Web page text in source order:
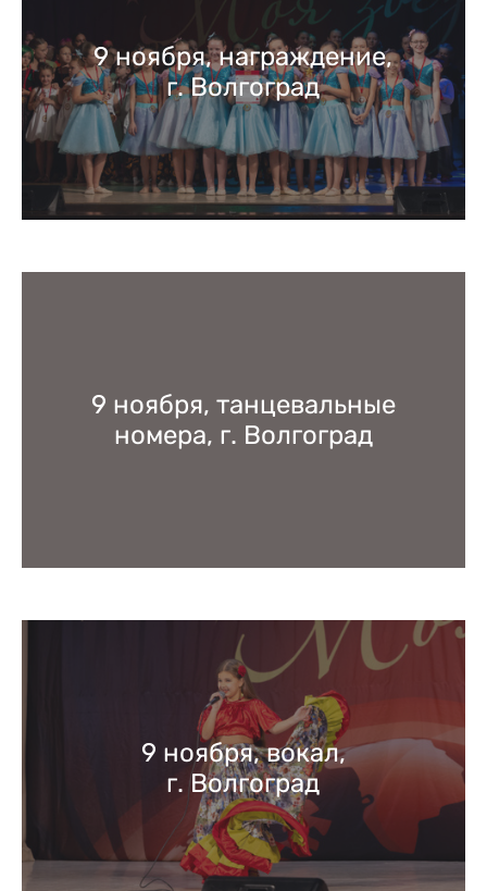
9 ноября, награждение,
г. Волгоград
9 ноября, танцевальные
номера, г. Волгоград
9 ноября, вокал,
г. Волгоград